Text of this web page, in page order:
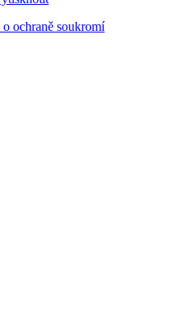
o ochraně soukromí